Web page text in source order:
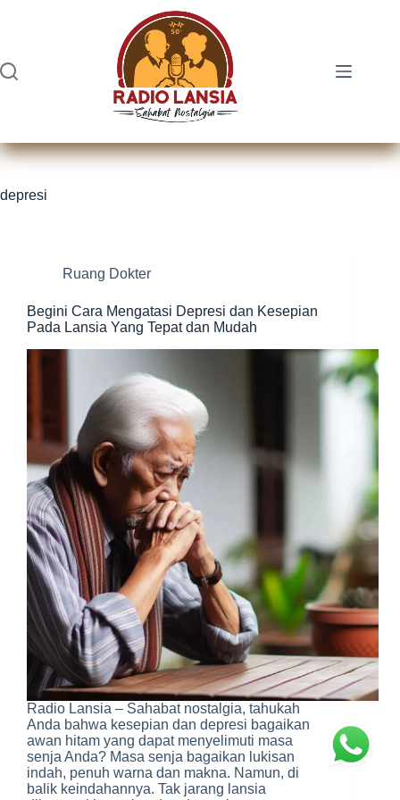
depresi
Ruang Dokter
Begini Cara Mengatasi Depresi dan Kesepian
Pada Lansia Yang Tepat dan Mudah
Radio Lansia – Sahabat nostalgia, tahukah
Anda bahwa kesepian dan depresi bagaikan
awan hitam yang dapat menyelimuti masa
senja Anda? Masa senja bagaikan lukisan
indah, penuh warna dan makna. Namun, di
balik keindahannya. Tak jarang lansia